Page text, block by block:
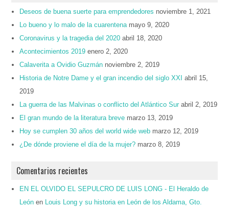
Deseos de buena suerte para emprendedores noviembre 1, 2021
Lo bueno y lo malo de la cuarentena mayo 9, 2020
Coronavirus y la tragedia del 2020 abril 18, 2020
Acontecimientos 2019 enero 2, 2020
Calaverita a Ovidio Guzmán noviembre 2, 2019
Historia de Notre Dame y el gran incendio del siglo XXI
abril 15,
2019
La guerra de las Malvinas o conflicto del Atlántico Sur abril 2, 2019
El gran mundo de la literatura breve marzo 13, 2019
Hoy se cumplen 30 años del world wide web marzo 12, 2019
¿De dónde proviene el día de la mujer? marzo 8, 2019
Comentarios recientes
EN EL OLVIDO EL SEPULCRO DE LUIS LONG - El Heraldo de
León en
Louis Long y su historia en León de los Aldama, Gto.